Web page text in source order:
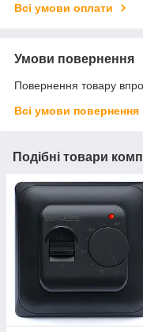
Всі умови оплати
Умови повернення
Повернення товару
Всі умови повернення
Подібні товари